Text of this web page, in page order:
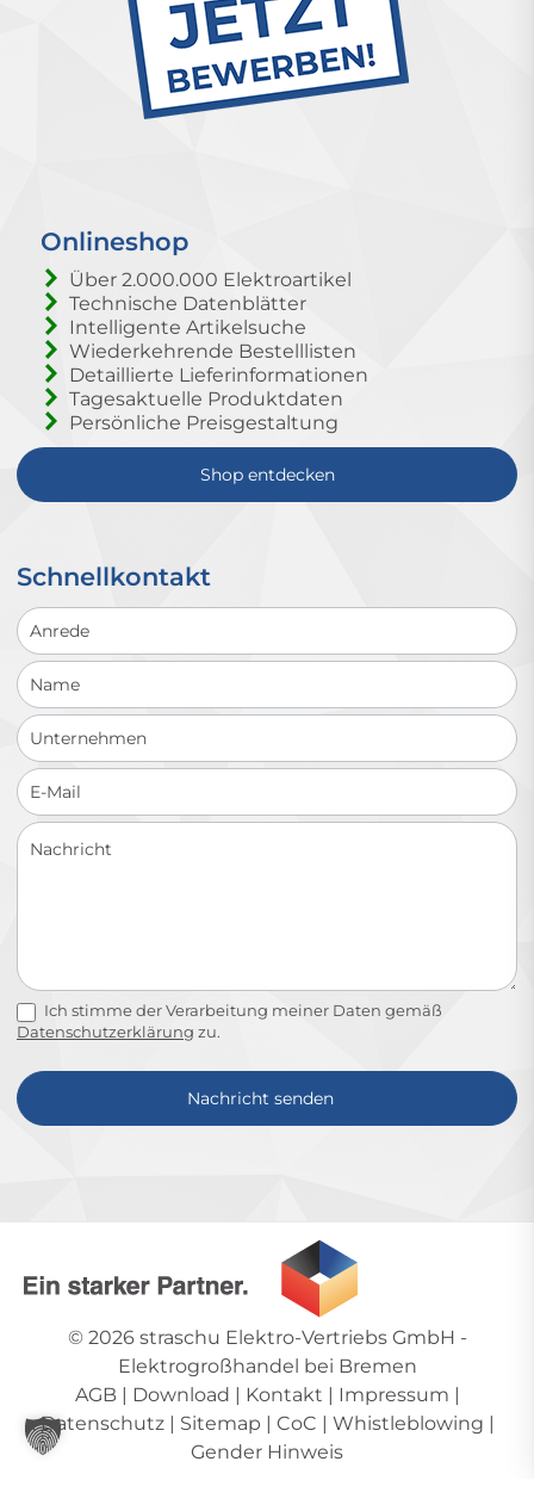
Onlineshop
Über 2.000.000 Elektroartikel
Technische Datenblätter
Intelligente Artikelsuche
Wiederkehrende Bestelllisten
Detaillierte Lieferinformationen
Tagesaktuelle Produktdaten
Persönliche Preisgestaltung
Shop entdecken
Schnellkontakt
Schnellkontakt
Ich stimme der Verarbeitung meiner Daten gemäß
Datenschutzerklärung zu.
Nachricht senden
© 2026 straschu Elektro-Vertriebs GmbH -
Elektrogroßhandel bei Bremen
AGB | Download | Kontakt | Impressum |
Datenschutz| Sitemap | CoC | Whistleblowing |
Gender Hinweis